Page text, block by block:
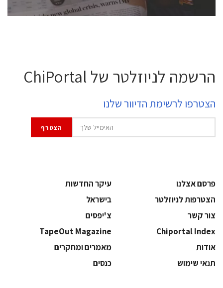
הרשמה לניוזלטר של ChiPortal
הצטרפו לרשימת הדיוור שלנו
פרסם אצלנו
עיקר החדשות
הצטרפות לניוזלטר
בישראל
צור קשר
צ'יפסים
Chiportal Index
TapeOut Magazine
אודות
מאמרים ומחקרים
תנאי שימוש
כנסים